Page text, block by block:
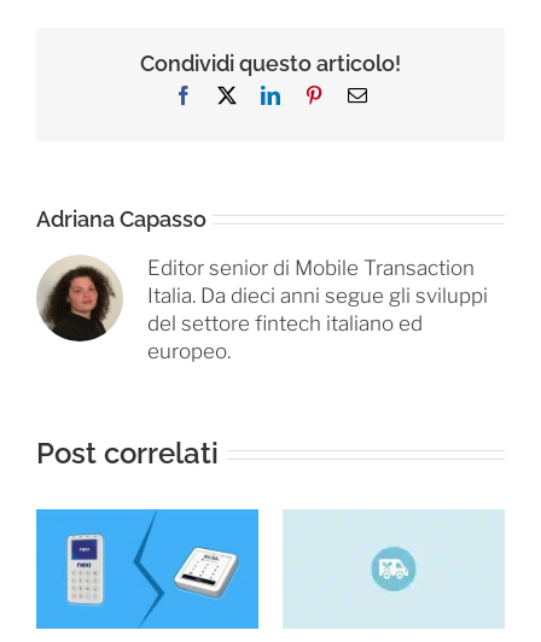
Condividi questo articolo!
Facebook LinkedInPinterestEmail
Adriana Capasso
Editor senior di Mobile Transaction
Italia. Da dieci anni segue gli sviluppi
del settore fintech italiano ed
europeo.
Post correlati